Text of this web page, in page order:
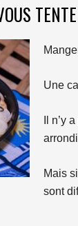
Une
Il n’y
Mais
sont